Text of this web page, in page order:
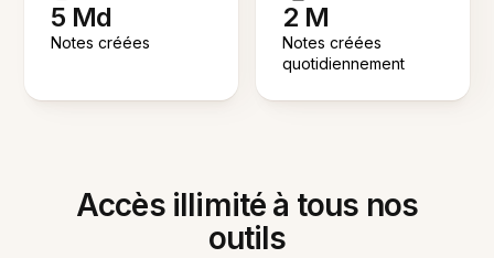
5 Md
Notes créées
2 M
Notes créées
quotidiennement
Accès illimité à tous nos
outils